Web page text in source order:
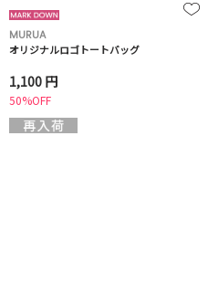
MURUA
オリジナルロゴトートバッグ
1,100 円
50%OFF